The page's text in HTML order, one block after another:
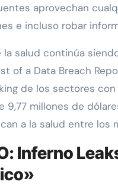
aprovechan
e incluso robar
la salud continúa
of a Data Breach
de los sectores
9,77 millones de
a la salud entre los
Inferno